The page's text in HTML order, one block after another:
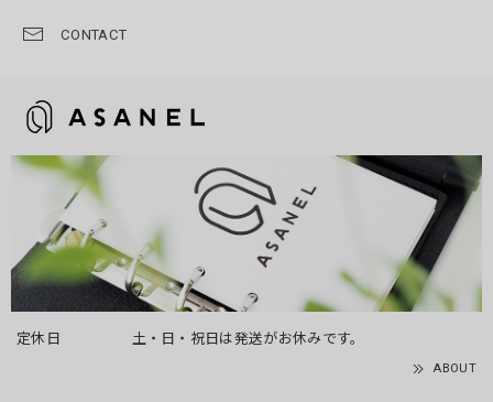
CONTACT
定休日 土・日・祝日は発送がお休みです。
ABOUT